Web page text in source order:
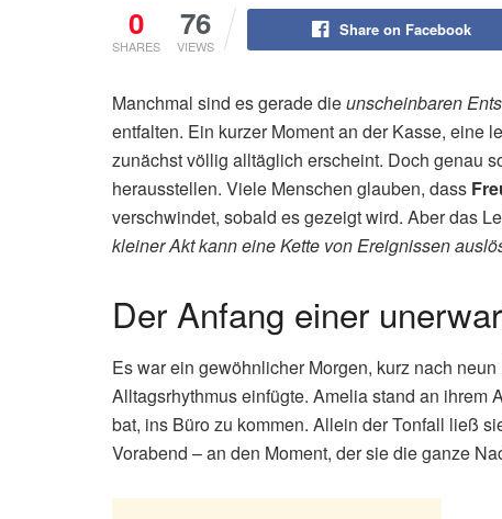
0
SHARES
76
VIEWS
Share on Facebook
Manchmal sind es gerade dieunscheinbaren
entfalten. Ein kurzer Moment an der Kasse, eine
zunächst völlig alltäglich erscheint. Doch genau
herausstellen. Viele Menschen glauben, dass
verschwindet, sobald es gezeigt wird. Aber das
kleiner Akt kann eine Kette von Ereignissen
Der Anfang einer
Es war ein gewöhnlicher Morgen, kurz nach
Alltagsrhythmus einfügte. Amelia stand an ihrem
bat, ins Büro zu kommen. Allein der Tonfall ließ
Vorabend – an den Moment, der sie die ganze